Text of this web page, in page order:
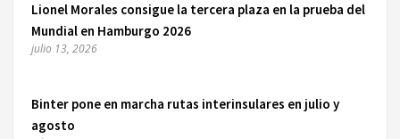
Lionel Morales consigue la tercera plaza en la prueba del
Mundial en Hamburgo 2026
julio 13, 2026
Binter pone en marcha rutas interinsulares en julio y
agosto